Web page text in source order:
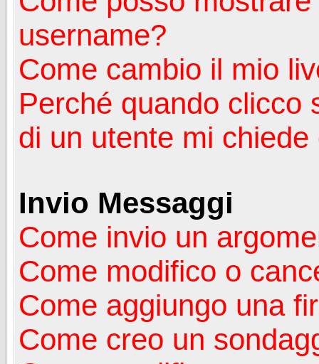
username?
Come cambio il mio
Perché quando clicco
di un utente mi
Invio Messaggi
Come invio un
Come modifico o
Come aggiungo una
Come creo un